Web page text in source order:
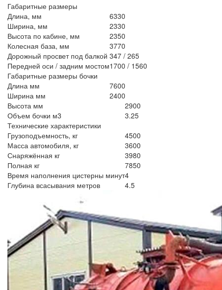
Габаритные размеры
Длина, мм
6330
Ширина, мм
2330
Высота по кабине, мм
2350
Колесная база, мм
3770
Дорожный просвет под балкой 347 / 265
Передней оси / задним мостом1700 / 1560
Габаритные размеры бочки
Длина мм
7600
Ширина мм
2400
Высота мм
2900
Объем бочки м3
3.25
Технические характеристики
Грузоподъемность, кг
4500
Масса автомобиля, кг
3600
Снаряжённая кг
3980
Полная кг
7850
Время наполнения цистерны минут4
Глубина всасывания метров
4.5